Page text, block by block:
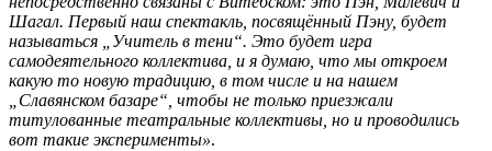
Шагал. Первый наш спектакль, посвящённый Пэну, будет
называться „Учитель в тени“. Это будет игра
самодеятельного коллектива, и я думаю, что мы откроем
какую то новую традицию, в том числе и на нашем
„Славянском базаре“, чтобы не только приезжали
титулованные театральные коллективы, но и проводились
вот такие эксперименты».